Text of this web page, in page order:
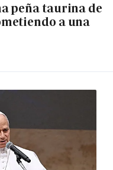
peña taurina de
a una